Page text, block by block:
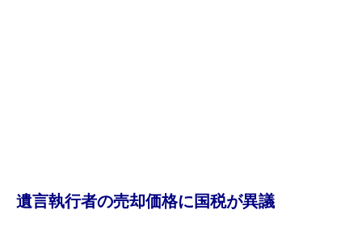
遺言執行者の売却価格に国税が異議